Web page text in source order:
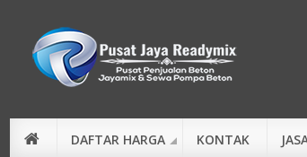
DAFTAR HARGA KONTAK